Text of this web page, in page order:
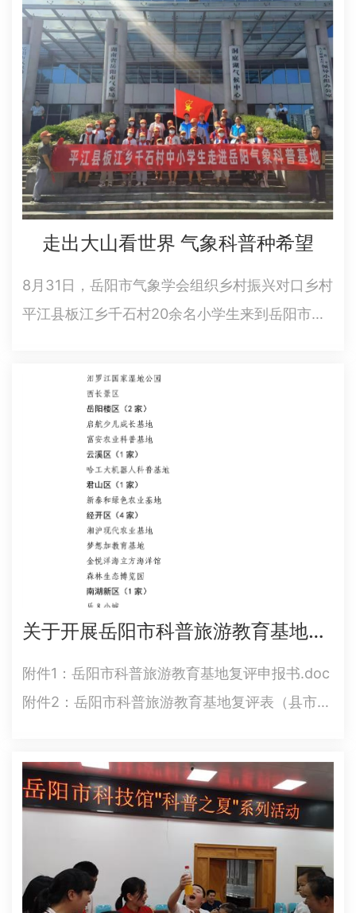
节目正式开播，FM104.1新闻广播的播放时段为
10：15、13:…
走出大山看世界 气象科普种希望
8月31日，岳阳市气象学会组织乡村振兴对口乡村
平江县板江乡千石村20余名小学生来到岳阳市参
界，增长了知识，也让他们增加了对气象和防灾
减灾的认知。在市气象学会科技志愿者带领下，
小学生们先后参观了市气象教…
关于开展岳阳市科普旅游教育基地复评工作的通知
附件1：岳阳市科普旅游教育基地复评申报书.doc
附件2：岳阳市科普旅游教育基地复评表（县市区
位名单（2019-2021年度））.doc